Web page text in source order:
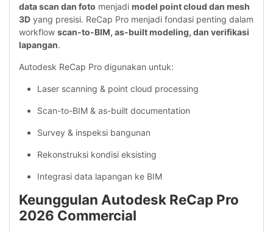
data scan dan foto menjadi model point cloud dan mesh
3D yang presisi. ReCap Pro menjadi fondasi penting dalam
workflow scan-to-BIM, as-built modeling, dan verifikasi
lapangan.
Autodesk ReCap Pro digunakan untuk:
Laser scanning & point cloud processing
Scan-to-BIM & as-built documentation
Survey & inspeksi bangunan
Rekonstruksi kondisi eksisting
Integrasi data lapangan ke BIM
Keunggulan Autodesk ReCap Pro
2026 Commercial